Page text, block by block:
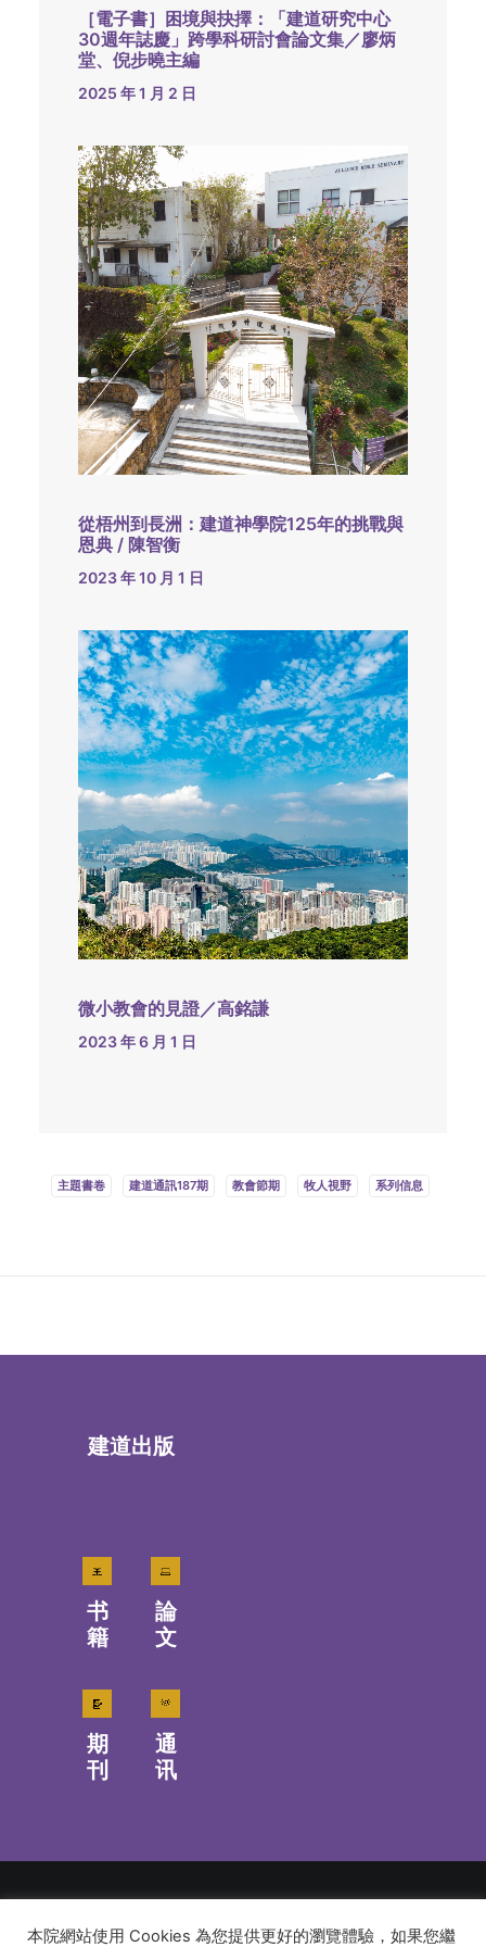
［電子書］困境與抉擇：「建道研究中心
30週年誌慶」跨學科研討會論文集／廖炳
堂、倪步曉主編
2025 年 1 月 2 日
從梧州到長洲：建道神學院125年的挑戰與
恩典 / 陳智衡
2023 年 10 月 1 日
微小教會的見證／高銘謙
2023 年 6 月 1 日
主題書卷 建道通訊187期 教會節期 牧人視野 系列信息
建道出版
书
籍
論
文
期
刊
通
讯
© 2026 建道神學院Alliance Bible Seminary. All rights reserved
本院網站使用 Cookies 為您提供更好的瀏覽體驗，如果您繼